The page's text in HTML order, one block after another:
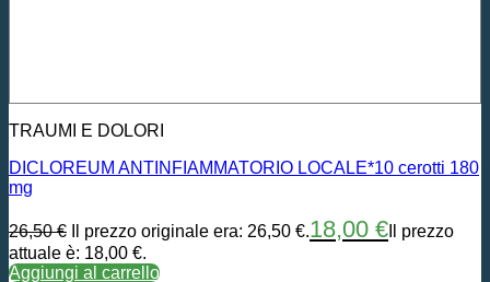
TRAUMI E DOLORI
DICLOREUM ANTINFIAMMATORIO LOCALE*10 cerotti 180
mg
26,50€ Il prezzo originale era: 26,50 €.18,00 € Il prezzo
attuale è: 18,00 €.
Aggiungi al carrello